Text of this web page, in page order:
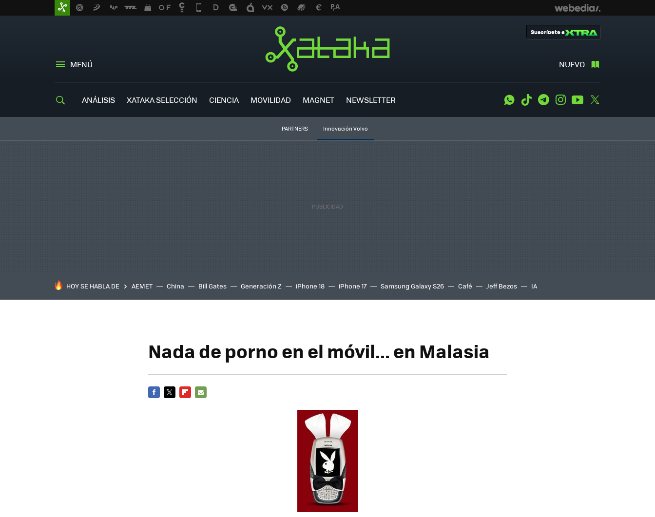
MENÚ NUEVO
Suscríbete a
ANÁLISIS XATAKA SELECCIÓN CIENCIA MOVILIDAD MAGNET NEWSLETTER WhatsApp
Tiktok TelegramInstagramYoutube
PARTNERS Innovación Volvo
HOY SE HABLA DE AEMET China Bill Gates Generación Z iPhone 18 iPhone 17 Samsung Galaxy S26 Café Jeff Bezos IA
Nada de porno en el móvil... en Malasia